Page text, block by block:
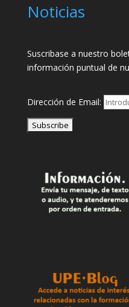
Noticias
Suscribase a nuestro
información puntual de
Dirección de Email: